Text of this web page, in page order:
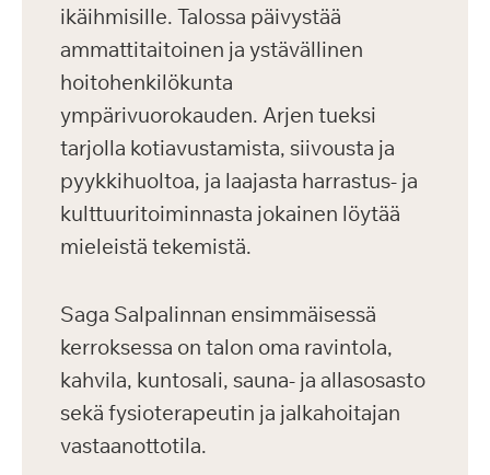
ikäihmisille. Talossa päivystää
ammattitaitoinen ja ystävällinen
hoitohenkilökunta
ympärivuorokauden. Arjen tueksi
tarjolla kotiavustamista, siivousta ja
pyykkihuoltoa, ja laajasta harrastus- ja
kulttuuritoiminnasta jokainen löytää
mieleistä tekemistä.
Saga Salpalinnan ensimmäisessä
kerroksessa on talon oma ravintola,
kahvila, kuntosali, sauna- ja allasosasto
sekä fysioterapeutin ja jalkahoitajan
vastaanottotila.